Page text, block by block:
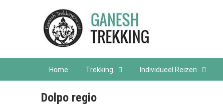
Home Trekking Individueel Reizen
Dolpo regio